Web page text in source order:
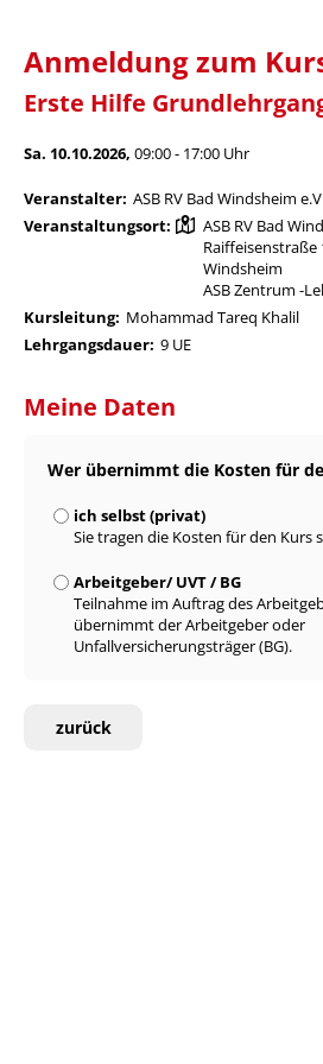
Anmeldung zum
Erste Hilfe
Sa. 10.10.2026, 09:00 - 17:00 Uhr
Veranstalter: ASB RV Bad Windsheim
Veranstaltungsort:
ASB RV Bad
Raiffeisenstraße
Windsheim
ASB Zentrum -
Kursleitung: Mohammad Tareq Khalil
Lehrgangsdauer: 9 UE
Meine Daten
Wer übernimmt die Kosten für
ich selbst (privat)
Sie tragen die Kosten für den Kurs
Arbeitgeber/ UVT / BG
Teilnahme im Auftrag des
übernimmt der Arbeitgeber oder
Unfallversicherungsträger (BG).
zurück